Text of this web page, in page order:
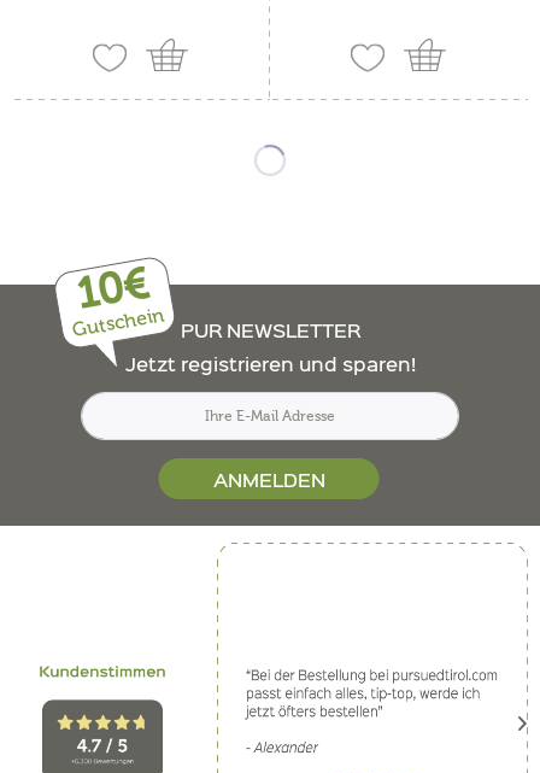
10€
Gutschein
PUR NEWSLETTER
Jetzt registrieren und sparen!
ANMELDEN